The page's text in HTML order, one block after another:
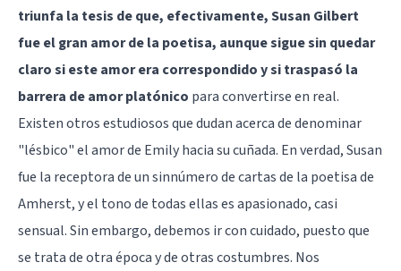
triunfa la tesis de que, efectivamente, Susan Gilbert
fue el gran amor de la poetisa, aunque sigue sin quedar
claro si este amor era correspondido y si traspasó la
barrera de amor platónico para convertirse en real.
Existen otros estudiosos que dudan acerca de denominar
"lésbico" el amor de Emily hacia su cuñada. En verdad, Susan
fue la receptora de un sinnúmero de cartas de la poetisa de
Amherst, y el tono de todas ellas es apasionado, casi
sensual. Sin embargo, debemos ir con cuidado, puesto que
se trata de otra época y de otras costumbres. Nos